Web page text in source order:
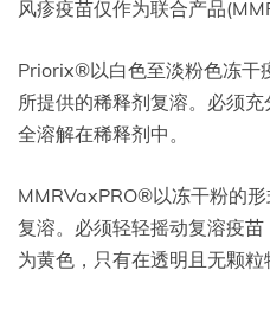
风疹疫苗仅作为联合产品
Priorix®以白色至淡粉色冻干
所提供的稀释剂复溶。必须
全溶解在稀释剂中。
MMRVaxPRO®以冻干粉的
复溶。必须轻轻摇动复溶疫
为黄色，只有在透明且无颗粒